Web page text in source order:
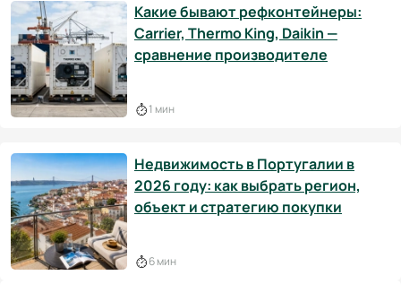
Какие бывают рефконтейнеры:
Carrier, Thermo King, Daikin —
сравнение производителе
1 мин
Недвижимость в Португалии в
2026 году: как выбрать регион,
объект и стратегию покупки
6 мин